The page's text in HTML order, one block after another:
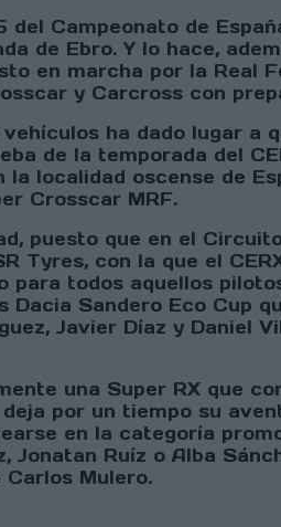
Campeonato de
de Ebro. Y lo hace,
en marcha por la Real
y Carcross con
ha dado lugar a
de la temporada del
localidad oscense de
Crosscar MRF.
puesto que en el
Tyres, con la que el
para todos aquellos
Sandero Eco Cup
Javier Díaz y Daniel
una Super RX que
por un tiempo su
en la categoría
Jonatan Ruíz o Alba
Mulero.